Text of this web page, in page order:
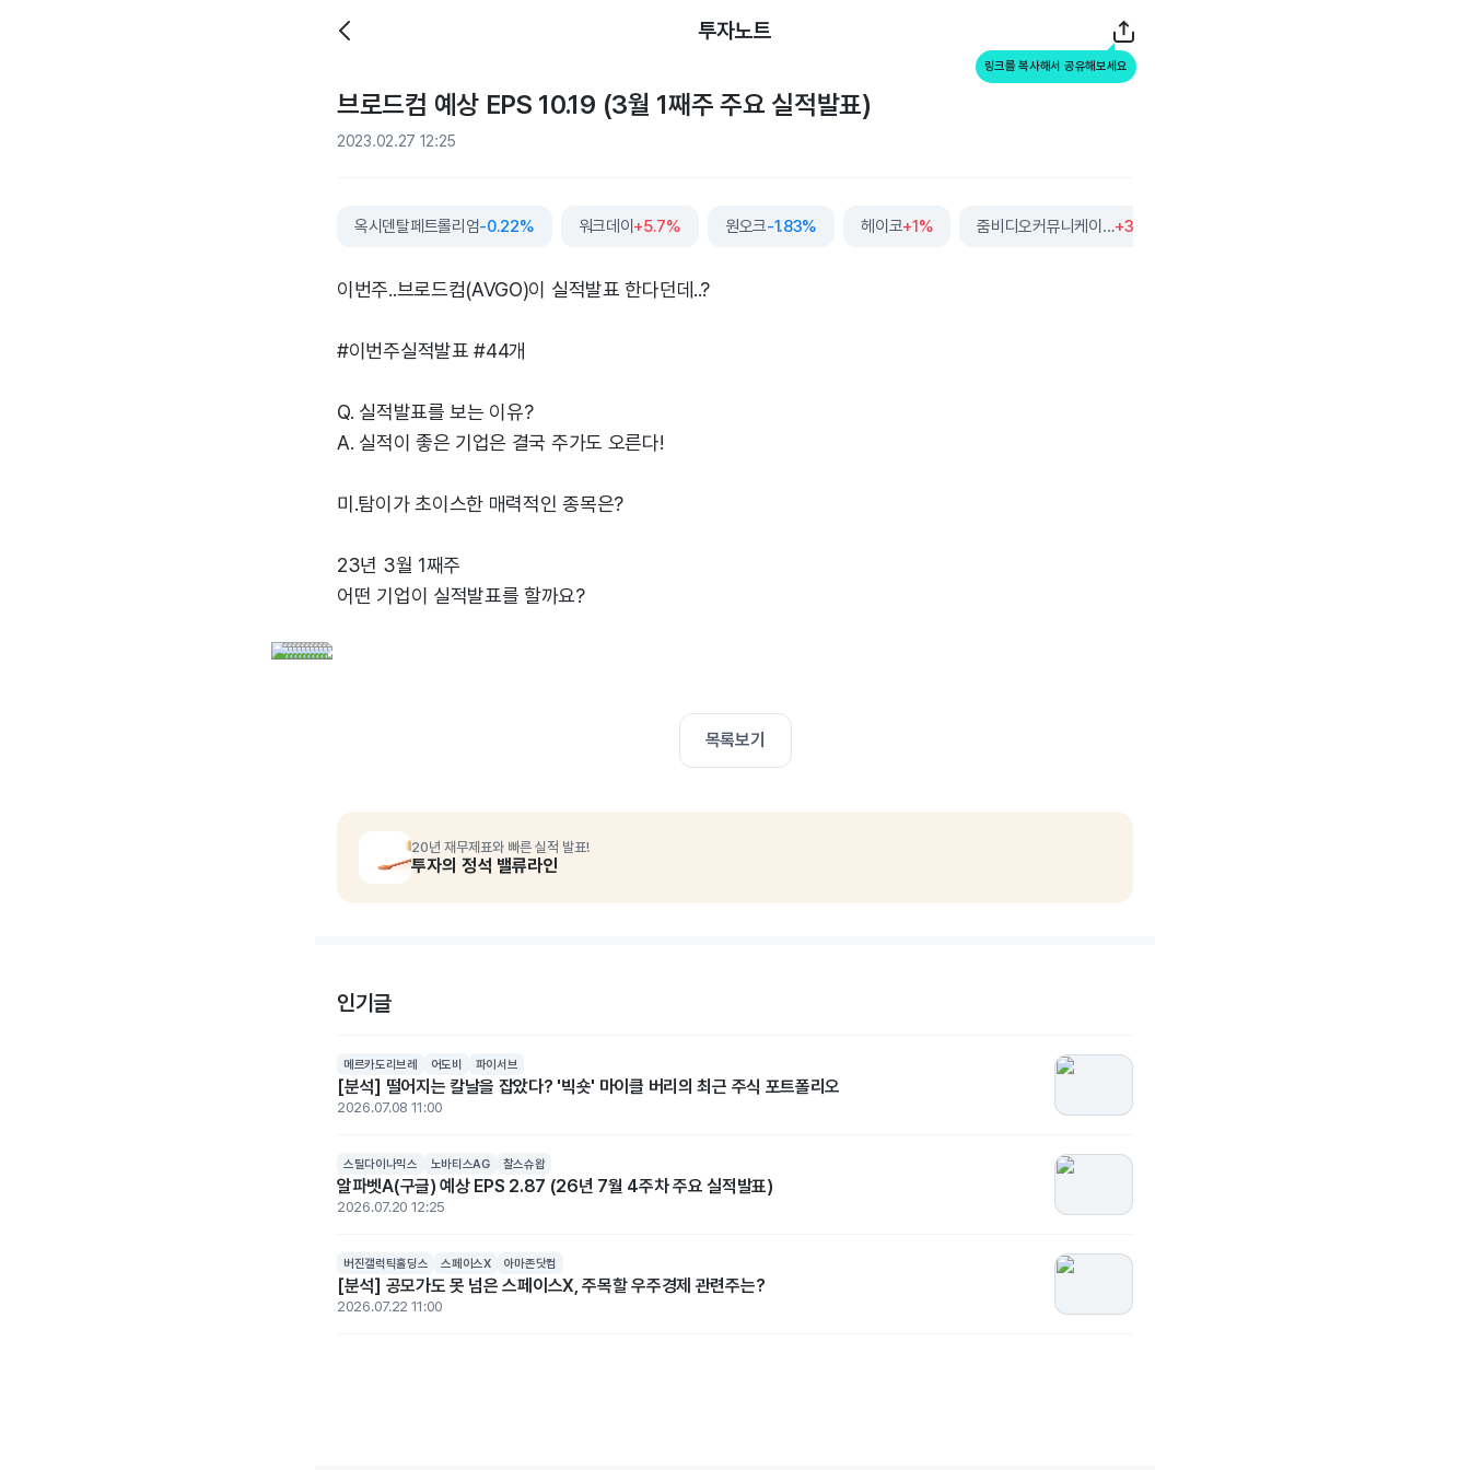
투자노트
링크를 복사해서 공유해보세요
브로드컴 예상 EPS 10.19 (3월 1째주 주요 실적발표)
2023.02.27 12:25
옥시덴탈페트롤리엄-0.22% 워크데이 +5.7% 원오크-1.83% 헤이코+1% 줌비디오커뮤니케이션+3.29%
이번주..브로드컴(AVGO)이 실적발표 한다던데..?
#이번주실적발표 #44개
Q. 실적발표를 보는 이유?
A. 실적이 좋은 기업은 결국 주가도 오른다!
미.탐이가 초이스한 매력적인 종목은?
23년 3월 1째주
어떤 기업이 실적발표를 할까요?
목록보기
20년 재무제표와 빠른 실적 발표!
투자의 정석 밸류라인
인기글
메르카도리브레 어도비 파이서브
[분석] 떨어지는 칼날을 잡았다? '빅숏' 마이클 버리의 최근 주식 포트폴리오
2026.07.08 11:00
스틸다이나믹스 노바티스AG 찰스슈왑
알파벳A(구글) 예상 EPS 2.87 (26년 7월 4주차 주요 실적발표)
2026.07.20 12:25
버진갤럭틱홀딩스 스페이스X 아마존닷컴
[분석] 공모가도 못 넘은 스페이스X, 주목할 우주경제 관련주는?
2026.07.22 11:00